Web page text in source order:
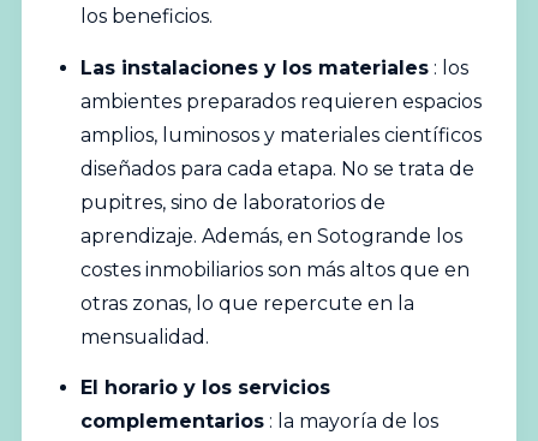
los beneficios.
Las instalaciones y los materiales : los
ambientes preparados requieren espacios
amplios, luminosos y materiales científicos
diseñados para cada etapa. No se trata de
pupitres, sino de laboratorios de
aprendizaje. Además, en Sotogrande los
costes inmobiliarios son más altos que en
otras zonas, lo que repercute en la
mensualidad.
El horario y los servicios
complementarios : la mayoría de los